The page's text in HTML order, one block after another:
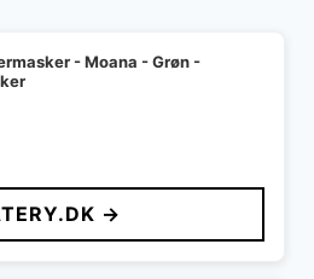
- Moana - Grøn -
→